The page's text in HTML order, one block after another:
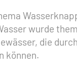
wurde
die
können.